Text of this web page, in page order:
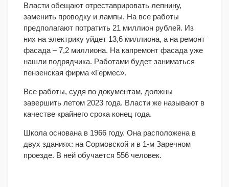
Власти обещают отреставрировать лепнину,
заменить проводку и лампы. На все работы
предполагают потратить 21 миллион рублей. Из
них на электрику уйдет 13,6 миллиона, а на ремонт
фасада – 7,2 миллиона. На капремонт фасада уже
нашли подрядчика. Работами будет заниматься
пензенская фирма «Гермес».
Все работы, судя по документам, должны
завершить летом 2023 года. Власти же называют в
качестве крайнего срока конец года.
Школа основана в 1966 году. Она расположена в
двух зданиях: на Сормовской и в 1-м Заречном
проезде. В ней обучается 556 человек.